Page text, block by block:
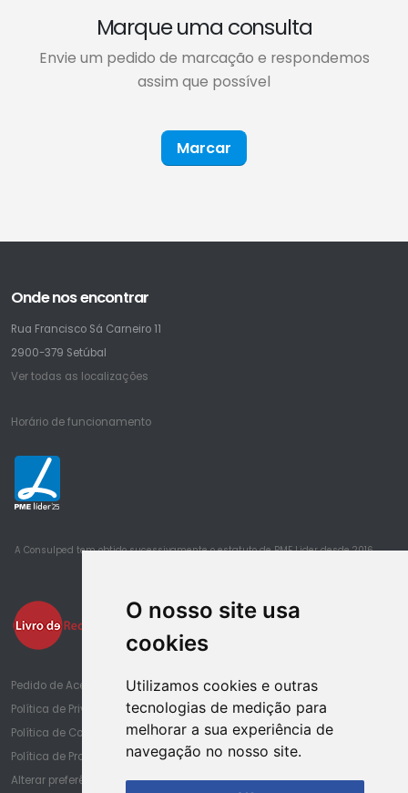
O nosso site usa
cookies
Utilizamos cookies e outras
tecnologias de medição para
melhorar a sua experiência de
navegação no nosso site.
Marque uma consulta
Envie um pedido de marcação e respondemos
assim que possível
Marcar
Onde nos encontrar
Rua Francisco Sá Carneiro 11
2900-379 Setúbal
Ver todas as localizações
Horário de funcionamento
25
A Consulped tem obtido sucessivamente o estatuto de PME Lider desde 2016
Pedido de Acesso à Informação de Saúde
Política de Privacidade
Política de Cookies
Política de Proteção de Dados
Alterar preferências de cookies